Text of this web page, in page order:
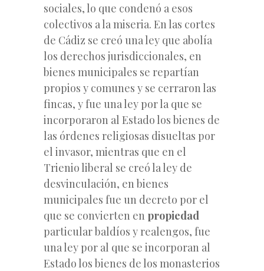
sociales, lo que condenó a esos
colectivos a la miseria. En las cortes
de Cádiz se creó una ley que abolía
los derechos jurisdiccionales, en
bienes municipales se repartían
propios y comunes y se cerraron las
fincas, y fue una ley por la que se
incorporaron al Estado los bienes de
las órdenes religiosas disueltas por
el invasor, mientras que en el
Trienio liberal se creó la ley de
desvinculación, en bienes
municipales fue un decreto por el
que se convierten en propiedad
particular baldíos y realengos, fue
una ley por al que se incorporan al
Estado los bienes de los monasterios